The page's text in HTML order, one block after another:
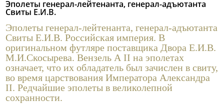
Полезные ссылки
Эполеты генерал-лейтенанта, генерал-адъютанта
Свиты Е.И.В.
Эполеты генерал-лейтенанта, генерал-адъютанта
Свиты Е.И.В. Российская империя. В
оригинальном футляре поставщика Двора Е.И.В.
М.И.Скосырева. Вензель А II на эполетах
означает, что их обладатель был зачислен в свиту,
во время царствования Императора Александра
II. Редчайшие эполеты в великолепной
сохранности.